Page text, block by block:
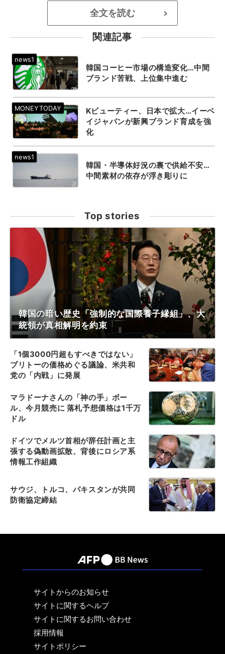
全文を読む >
関連記事
韓国コーヒー市場の構造変化…中間
ブランド苦戦、上位集中進む
Kビューティー、日本で拡大…イーベ
イジャパンが新興ブランド育成を強
化
韓国・半導体好況の裏で供給不安…
中間素材の依存が浮き彫りに
Top stories
韓国の暗い歴史「強制的な国際養子縁組」、大
統領が真相解明を約束
「1個3000円超もすべきではない」
ブリトーの価格めぐる議論、米共和
党の「内戦」に発展
マラドーナさんの「神の手」ボー
ル、今月競売に 落札予想価格は1千万
ドル
ドイツでメルツ首相が辞任計画と主
張する偽動画拡散、背後にロシア系
情報工作組織
サウジ、トルコ、パキスタンが共同
防衛協定締結
サイトからのお知らせ
サイトに関するヘルプ
サイトに関するお問い合わせ
採用情報
サイトポリシー